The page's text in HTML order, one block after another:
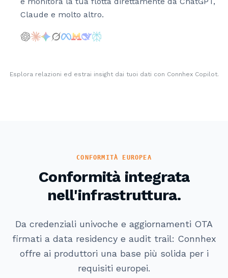
Esplora relazioni ed estrai insight dai tuoi dati con Connhex Copilot.
Claude e molto altro.
CONFORMITÀ EUROPEA
Conformità integrata
nell'infrastruttura.
Da credenziali univoche e aggiornamenti OTA
firmati a data residency e audit trail: Connhex
offre ai produttori una base più solida per i
requisiti europei.